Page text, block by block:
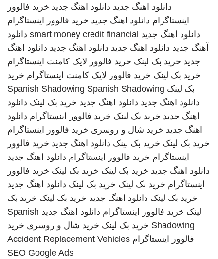
دانلود اهنگ جدید دانلود اهنگ جدید خرید فالوور
اینستاگرام دانلود اهنگ جدید خرید فالوور اینستاگرام
دانلود اهنگ جدید smart money credit financial دانلود
آهنگ جدید دانلود اهنگ جدید دانلود اهنگ جدید دانلود اهنگ
جدید خرید بک لینک خرید فالوور لایک کامنت اینستاگرام
خرید بک لینک خرید فالوور لایک کامنت اینستاگرام خرید
بک لینک
Spanish Shadowing Spanish Shadowing
دانلود اهنگ جدید دانلود اهنگ جدید خرید بک لینک دانلود
اهنگ جدید خرید بک لینک خرید فالوور اینستاگرام دانلود
اهنگ جدید خرید شال و روسری خرید فالوور اینستاگرام
خرید بک لینک خرید بک لینک دانلود اهنگ جدید خرید فالوور
اینستاگرام خرید فالوور اینستاگرام دانلود اهنگ جدید
دانلود اهنگ جدید خرید بک لینک خرید بک لینک خرید فالوور
اینستاگرام خرید بک لینک خرید بک لینک دانلود اهنگ جدید
خرید بک لینک دانلود اهنگ جدید خرید بک لینک خرید بک
لینک خرید فالوور اینستاگرام دانلود اهنگ جدید Spanish
Shadowing خرید بک لینک خرید شال و روسری خرید
فالوور اینستاگرام Accident Replacement Vehicles
SEO Google Ads